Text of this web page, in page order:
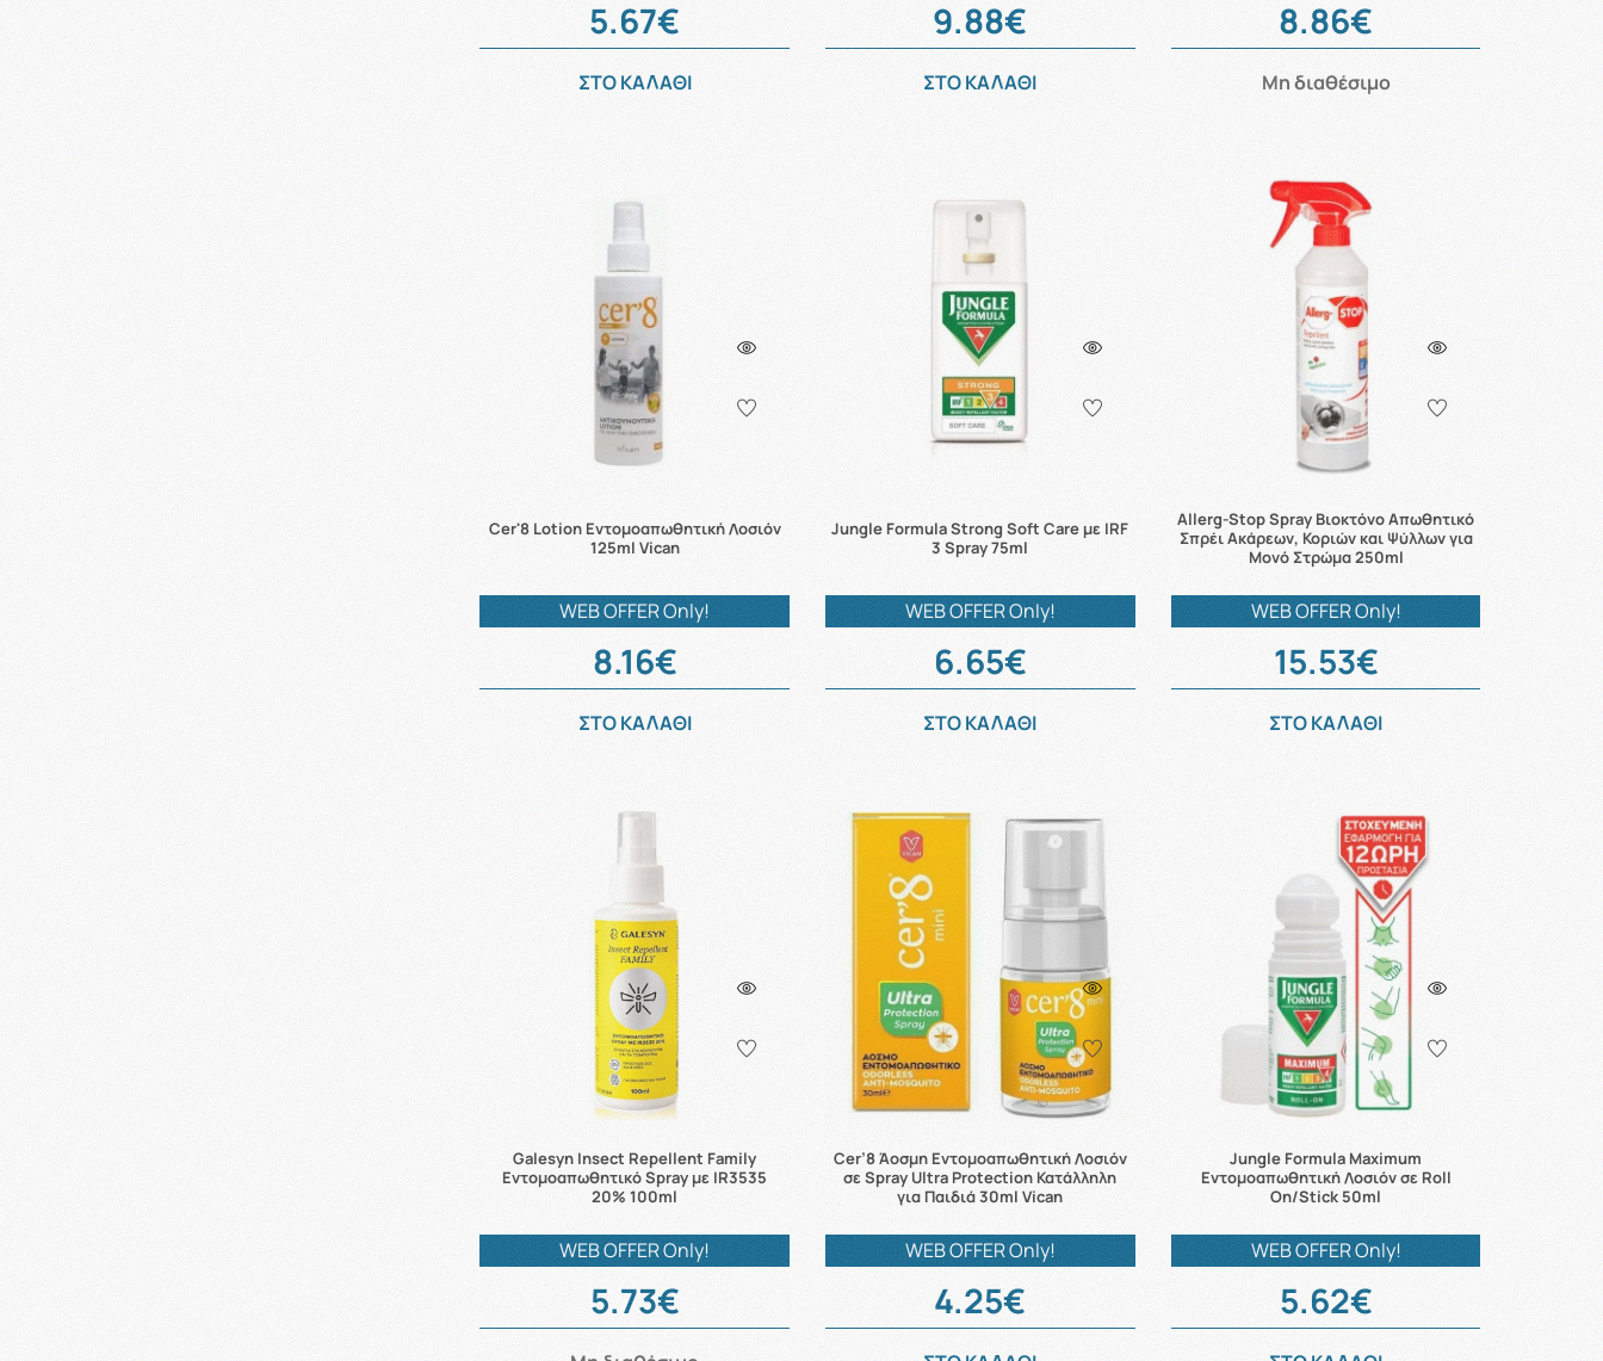
5.67€
ΣΤΟ ΚΑΛΑΘΙ
9.88€
ΣΤΟ ΚΑΛΑΘΙ
8.86€
Μη διαθέσιμο
Cer'8 Lotion Εντομοαπωθητική Λοσιόν
125ml Vican
WEB OFFER Only!
8.16€
ΣΤΟ ΚΑΛΑΘΙ
Jungle Formula Strong Soft Care με IRF
3 Spray 75ml
WEB OFFER Only!
6.65€
ΣΤΟ ΚΑΛΑΘΙ
Allerg-Stop Spray Βιοκτόνο Απωθητικό
Σπρέι Ακάρεων, Κοριών και Ψύλλων για
Μονό Στρώμα 250ml
WEB OFFER Only!
15.53€
ΣΤΟ ΚΑΛΑΘΙ
Galesyn Insect Repellent Family
Εντομοαπωθητικό Spray με IR3535
20% 100ml
WEB OFFER Only!
5.73€
Cer’8 Άοσμη Εντομοαπωθητική Λοσιόν
σε Spray Ultra Protection Κατάλληλη
για Παιδιά 30ml Vican
WEB OFFER Only!
4.25€
Jungle Formula Maximum
Εντομοαπωθητική Λοσιόν σε Roll
On/Stick 50ml
WEB OFFER Only!
5.62€